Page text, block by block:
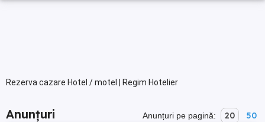
Rezerva cazare Hotel / motel | Regim Hotelier
Anunțuri Anunțuri pe pagină: 20 50